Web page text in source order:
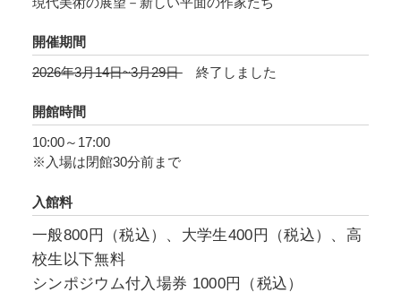
期待される新進気鋭の作家24名。この中から、
グランプリとなるVOCA賞には埼玉県川越市在
住 戸田沙也加さんの《語られざる者の残響》が
決定した他、VOCA奨励賞にはソー・ソウエン
さん、寺田健人さん、VOCA佳作賞には加藤千
晶さん、倉敷安耶さんの作品が選出されまし
た。
「平面」という一貫した切り口で若い世代がつ
くる作品の動向を反映しながら、まさに「今日
の美術」を見せてきた「VOCA展」。
作家たちが、平面という条件とどのように向き
開催期間
2026年3月14日~3月29日
終了しました
開館時間
10:00～17:00
※入場は閉館30分前まで
入館料
一般800円（税込）、大学生400円（税込）、高
校生以下無料
シンポジウム付入場券 1000円（税込）